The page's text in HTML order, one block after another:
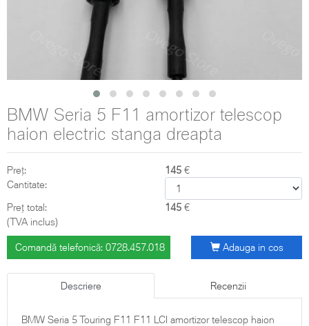
BMW Seria 5 F11 amortizor telescop
haion electric stanga dreapta
Preț: 145 €
Cantitate:
Preț total:
(TVA inclus)
145 €
Comandă telefonică: 0728.457.018 Adauga in cos
Descriere Recenzii
BMW Seria 5 Touring F11 F11 LCI amortizor telescop haion